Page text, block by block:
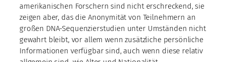
amerikanischen Forschern sind nicht erschreckend, sie
zeigen aber, das die Anonymität von Teilnehmern an
großen DNA-Sequenzierstudien unter Umständen nicht
gewahrt bleibt, vor allem wenn zusätzliche persönliche
Informationen verfügbar sind, auch wenn diese relativ